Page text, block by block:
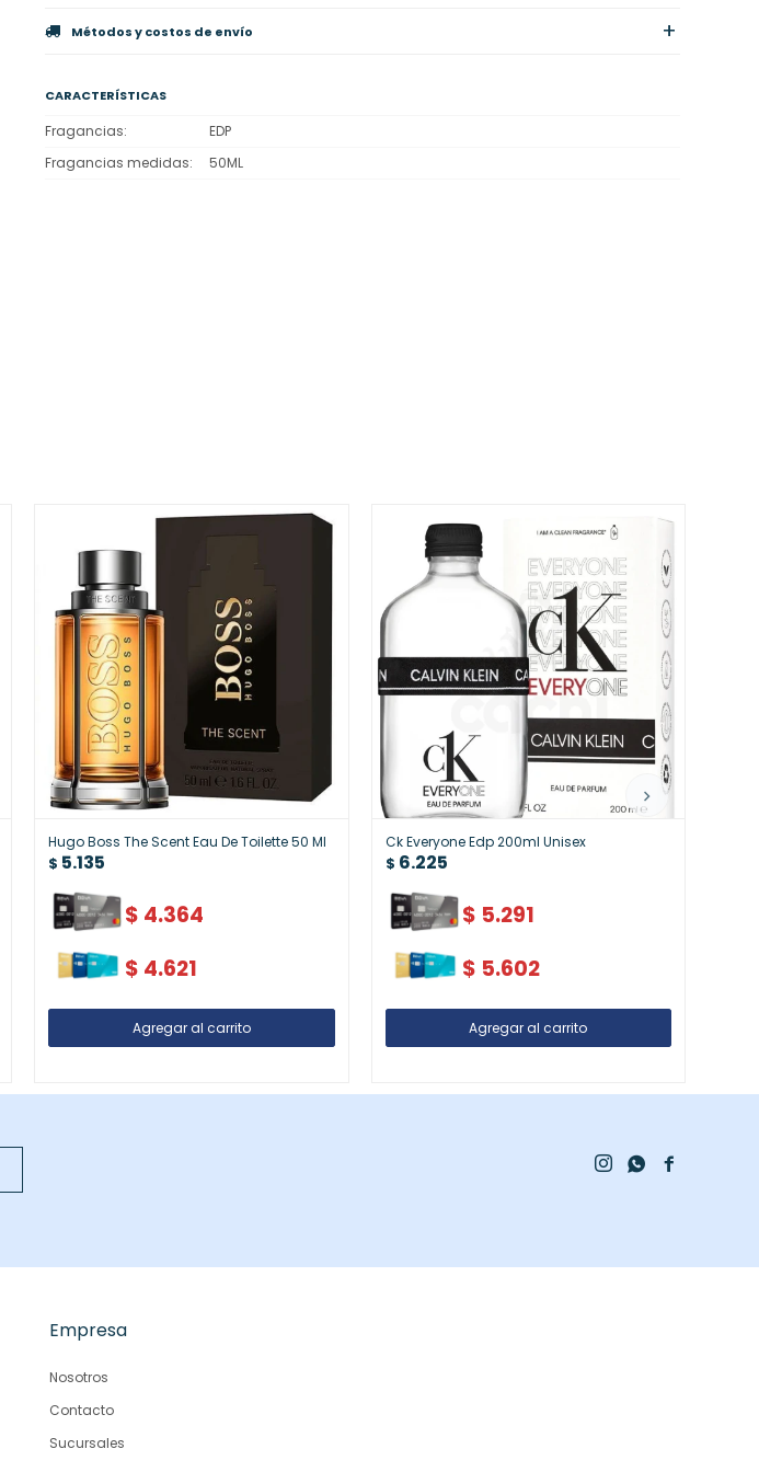
Métodos y costos de envío
CARACTERÍSTICAS
Fragancias
EDP
Fragancias medidas
50ML
Hugo Boss The Scent Eau De Toilette 50 Ml
$ 5.135
$ 4.364
$ 4.621
Ck Everyone Edp 200ml Unisex
$ 6.225
$ 5.291
$ 5.602

 
Empresa
Nosotros
Contacto
Sucursales